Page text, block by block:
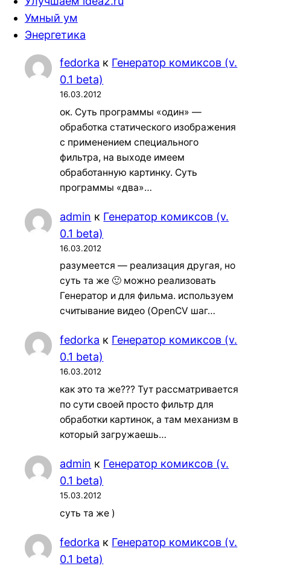
Умный ум
Энергетика
fedorka к Генератор комиксов (v.
0.1 beta)
16.03.2012
ок. Суть программы «один» —
обработка статического изображения
с применением специального
фильтра, на выходе имеем
обработанную картинку. Суть
программы «два»…
admin к Генератор комиксов (v.
0.1 beta)
16.03.2012
разумеется — реализация другая, но
суть та же 🙂 можно реализовать
Генератор и для фильма. используем
считывание видео (OpenCV шаг…
fedorka к Генератор комиксов (v.
0.1 beta)
16.03.2012
как это та же??? Тут рассматривается
по сути своей просто фильтр для
обработки картинок, а там механизм в
который загружаешь…
admin к Генератор комиксов (v.
0.1 beta)
15.03.2012
суть та же )
fedorka к Генератор комиксов (v.
0.1 beta)